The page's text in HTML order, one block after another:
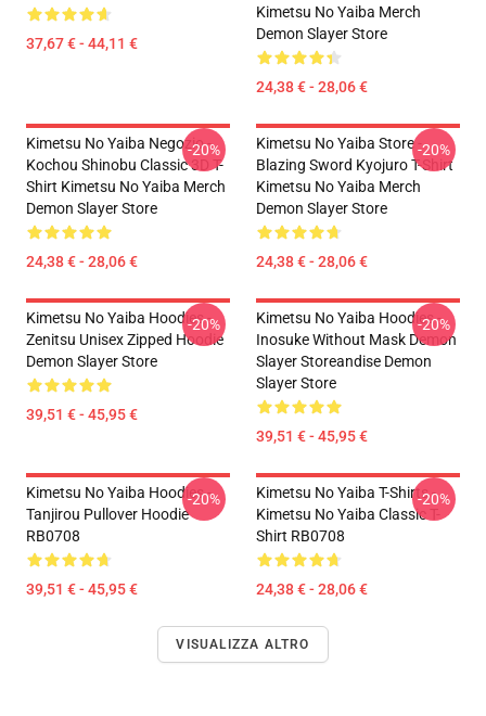
37,67 € - 44,11 €
Kimetsu No Yaiba Merch
Demon Slayer Store
24,38 € - 28,06 €
Kimetsu No Yaiba Negozio -
Kochou Shinobu Classic 3D T-
Shirt Kimetsu No Yaiba Merch
Demon Slayer Store
24,38 € - 28,06 €
-20%
Kimetsu No Yaiba Store -
Blazing Sword Kyojuro T-Shirt
Kimetsu No Yaiba Merch
Demon Slayer Store
24,38 € - 28,06 €
-20%
Kimetsu No Yaiba Hoodies -
Zenitsu Unisex Zipped Hoodie
Demon Slayer Store
39,51 € - 45,95 €
-20%
Kimetsu No Yaiba Hoodies -
Inosuke Without Mask Demon
Slayer Storeandise Demon
Slayer Store
39,51 € - 45,95 €
-20%
Kimetsu No Yaiba Hoodies -
Tanjirou Pullover Hoodie
RB0708
39,51 € - 45,95 €
-20%
Kimetsu No Yaiba T-Shirts -
Kimetsu No Yaiba Classic T-
Shirt RB0708
24,38 € - 28,06 €
-20%
VISUALIZZA ALTRO